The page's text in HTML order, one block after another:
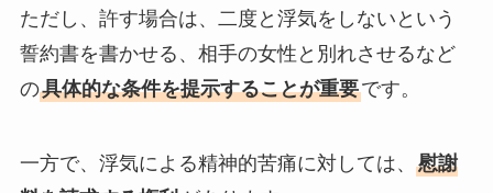
ただし、許す場合は、二度と浮気をしないという
誓約書を書かせる、相手の女性と別れさせるなど
の具体的な条件を提示することが重要です。
一方で、浮気による精神的苦痛に対しては、 慰謝